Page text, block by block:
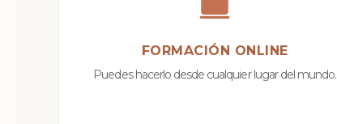
FORMACIÓN ONLINE
Puedes hacerlo desde cualquier lugar del mundo.